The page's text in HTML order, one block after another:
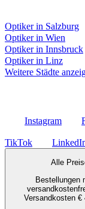
Optiker in Salzburg
Optiker in Wien
Optiker in Innsbruck
Optiker in Linz
Weitere Städte
Instagram
TikTok
Alle
Bestellungen
Versandkosten €